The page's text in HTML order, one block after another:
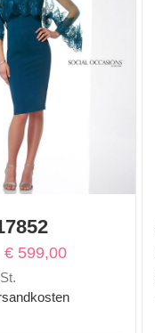
Ursprünglicher
Preis
war:
€ 599,00Aktueller